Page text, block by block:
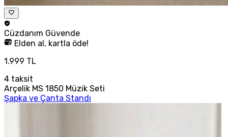
Cüzdanım Güvende
Elden al, kartla öde!
1.999 TL
4 taksit
Arçelik MS 1850 Müzik Seti
Şapka ve Çanta Standı